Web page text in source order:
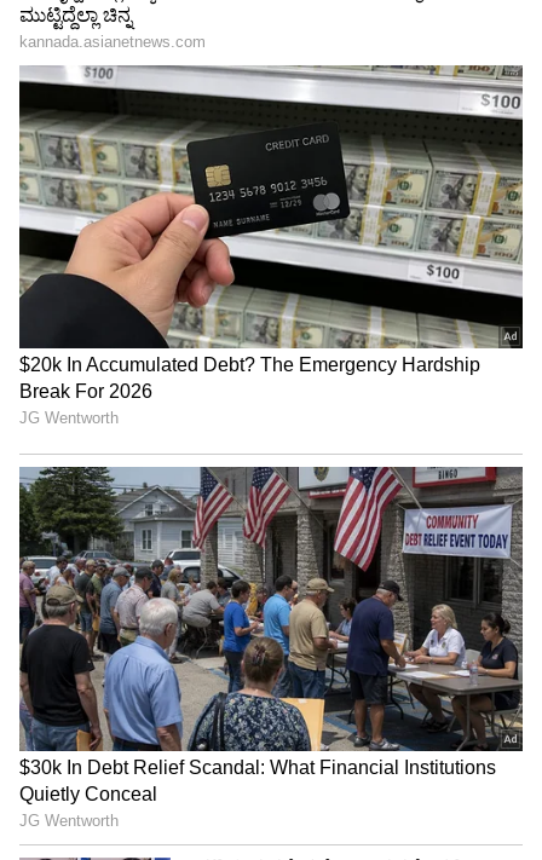
LATEST VIDEOS
"ರಾಜಕೀಯ ಬೇಡ, ಸಿನಿಮಾನೇ ಪ್ರಾಣ":
ಕನಕೋತ್ಸವದಲ್ಲಿ ರಿಷಬ್ ಶೆಟ್ಟಿ | Rishab
Shetty speech | Suvarna News
ಶೇ.50 ರಿಂದ ಶೇ.18 ಕ್ಕೆ TAX ಇಳಿಕೆ: ಮೋದಿ-
ಟ್ರಂಪ್ ಐತಿಹಾಸಿಕ ಒಪ್ಪಂದ | India US
Trade Deal | Party Rounds